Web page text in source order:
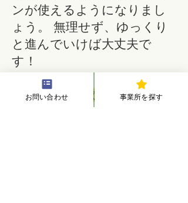
ンが使えるようになりまし
ょう。 無理せず、ゆっくり
と進んでいけば大丈夫で
す！
利用料について教えてくだ
お問い合わせ 事業所を探す